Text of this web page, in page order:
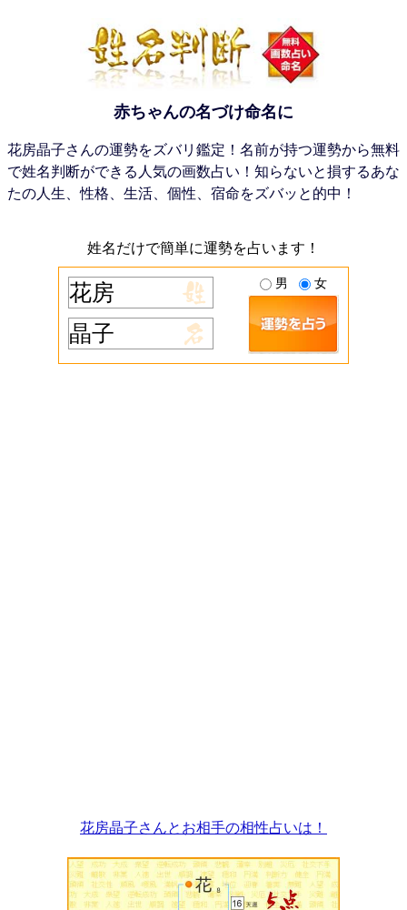
赤ちゃんの名づけ命名に
花房晶子さんの運勢をズバリ鑑定！名前が持つ運勢から無料
で姓名判断ができる人気の画数占い！知らないと損するあな
たの人生、性格、生活、個性、宿命をズバッと的中！
姓名だけで簡単に運勢を占います！
男 女
花房晶子さんとお相手の相性占いは！